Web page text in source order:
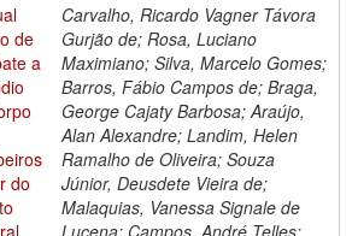
de
a
do
Carvalho, Ricardo Vagner Távora
Gurjão de; Rosa, Luciano
Maximiano; Silva, Marcelo Gomes;
Barros, Fábio Campos de; Braga,
George Cajaty Barbosa; Araújo,
Alan Alexandre; Landim, Helen
Ramalho de Oliveira; Souza
Júnior, Deusdete Vieira de;
Malaquias, Vanessa Signale de
Lucena; Campos, André Telles;